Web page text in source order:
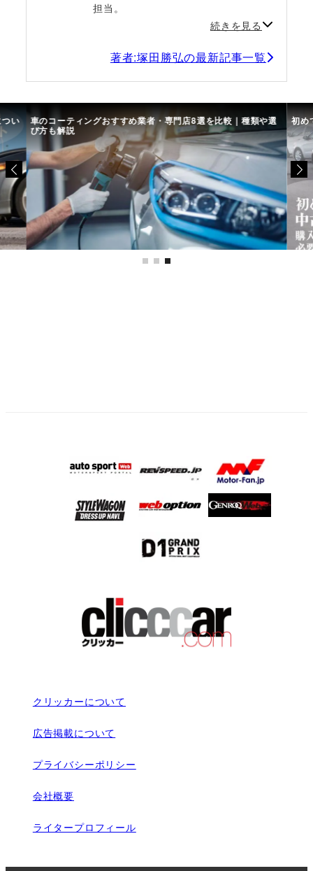
担当。
続きを見る
著者:塚田勝弘の最新記事一覧
い 車のコーティングおすすめ業者・専門店8選を比較｜種類や選
び方も解説
初め
クリッカーについて
広告掲載について
プライバシーポリシー
会社概要
ライタープロフィール